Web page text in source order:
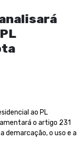
ao PL
o artigo 231
demarcação, o uso e a